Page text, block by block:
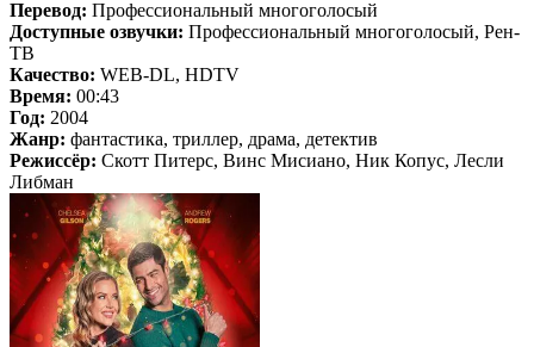
Перевод: Профессиональный многоголосый
Доступные озвучки: Профессиональный многоголосый, Рен-
ТВ
Качество: WEB-DL, HDTV
Время: 00:43
Год: 2004
Жанр: фантастика, триллер, драма, детектив
Режиссёр: Скотт Питерс, Винс Мисиано, Ник Копус, Лесли
Либман